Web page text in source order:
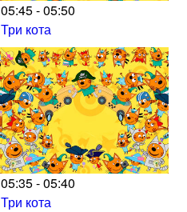
05:45 - 05:50
Три кота
05:35 - 05:40
Три кота